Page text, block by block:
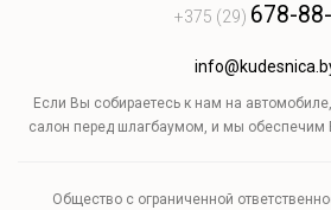
+375 (29) 678-
Если Вы собираетесь к нам на
салон перед шлагбаумом, и мы обеспечим
Общество с ограниченной